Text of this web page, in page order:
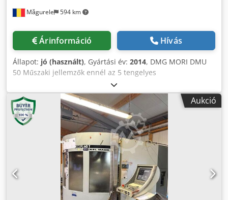
Măgurele 594 km
Árinformáció Hívás
Állapot: jó (használt), Gyártási év: 2014, DMG MORI DMU
50 Műszaki jellemzők ennél az 5 tengelyes
megmunkálóközpontnál Gyártó: DMG Típus: DMU-50
Gyártási év: 2014 3D CNC vezérlés: HEIDENHAIN ITNC530
SMART NC Képernyő típusa: DMG ERGOLINE®️ CONTROL
19” NC forgó-billentő asztal (szimultán): TARTOZÉK Asztal
mérete: 630×500 mm Maximális terhelhetőség az asztalon:
250 kg / paletta Forgóasztal (C tengely): 0,001º (±360º)
Tengelyek Hosszanti elmozdulás (X tengely): 500 mm
Keresztirányú elmozdulás (Y tengely): 450 mm Függőleges
elmozdulás (Z tengely): 400 mm Gyorstovábbítás (X/Y/Z
tengely): 42.000 mm/perc Munkatovábbítás (X/Y/Z tengely):
10.000 mm/perc Billentési tartomány (B tengely): -5º/+110º
Aukció